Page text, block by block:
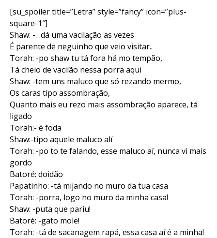
[su_spoiler title=”Letra” style=”fancy” icon=”plus-
square-1″]
Shaw: -…dá uma vacilação as vezes
É parente de neguinho que veio visitar..
Torah: -po shaw tu tá fora há mo tempão,
Tá cheio de vacilão nessa porra aqui
Shaw: -tem uns maluco que só rezando mermo,
Os caras tipo assombração,
Quanto mais eu rezo mais assombração aparece, tá
ligado
Torah:- é foda
Shaw:-tipo aquele maluco alí
Torah: -po to te falando, esse maluco aí, nunca vi mais
gordo
Batoré: doidão
Papatinho: -tá mijando no muro da tua casa
Torah: -porra, logo no muro da minha casa!
Shaw: -puta que pariu!
Batoré: -gato mole!
Torah: -tá de sacanagem rapá, essa casa aí é a minha!